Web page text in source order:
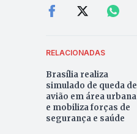
RELACIONADAS
Brasília realiza
simulado de queda de
avião em área urbana
e mobiliza forças de
segurança e saúde